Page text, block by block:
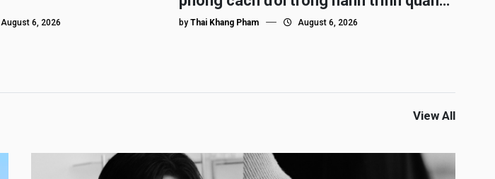
August 6, 2026
bá Spider-Man
byThai Khang Pham August 6, 2026
View All